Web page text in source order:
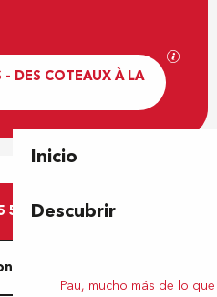
Inicio
Descubrir
Pau, mucho más de lo
- DES COTEAUX À LA
Los
contacto
59 27 27▒▒